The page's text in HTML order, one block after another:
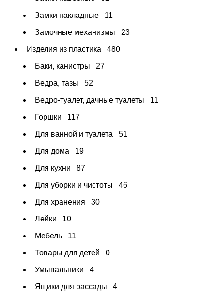
Замки накладные 11
Замочные механизмы 23
Изделия из пластика 480
Баки, канистры 27
Ведра, тазы 52
Ведро-туалет, дачные туалеты 11
Горшки 117
Для ванной и туалета 51
Для дома 19
Для кухни 87
Для уборки и чистоты 46
Для хранения 30
Лейки 10
Мебель 11
Товары для детей 0
Умывальники 4
Ящики для рассады 4